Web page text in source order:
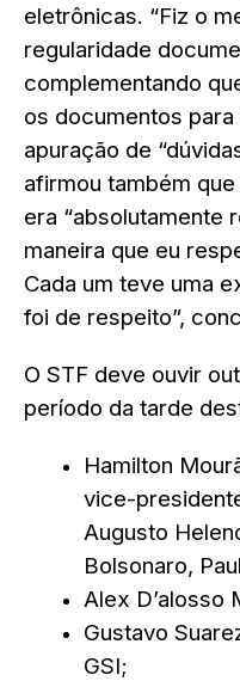
eletrônicas. “Fiz o
regularidade
complementando
os documentos
apuração de
afirmou também
era “absolutamente
maneira que eu
Cada um teve uma
foi de respeito”,
O STF deve ouvir
período da tarde
Hamilton
vice-
Augusto
Bolsonaro,
Alex D’alosso
Gustavo
GSI;